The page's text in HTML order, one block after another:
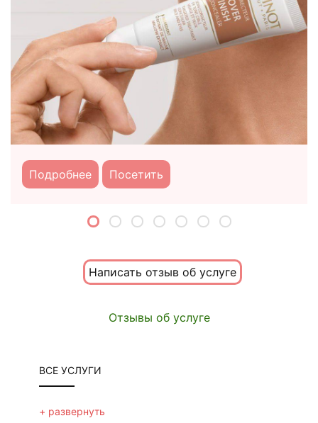
Подробнее Посетить
Написать отзыв об услуге
Отзывы об услуге
ВСЕ УСЛУГИ
ЛИЦО
+ развернуть